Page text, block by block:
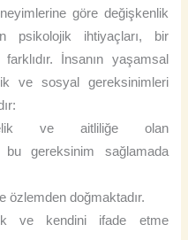
göre değişkenlik
psikolojik ihtiyaçları, bir
İnsanın yaşamsal
ve sosyal gereksinimleri
ve aitliliğe olan
bu gereksinim sağlamada
özlemden doğmaktadır.
ve kendini ifade etme